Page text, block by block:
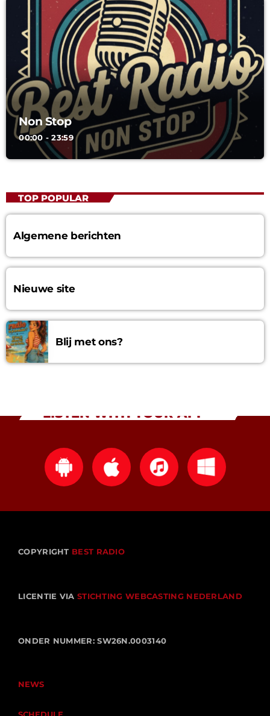
Non Stop
00:00 - 23:59
TOP POPULAR
Algemene berichten
Nieuwe site
Blij met ons?
LISTEN WITH YOUR APP
COPYRIGHT BEST RADIO
LICENTIE VIA STICHTING WEBCASTING NEDERLAND
ONDER NUMMER: SW26N.0003140
NEWS